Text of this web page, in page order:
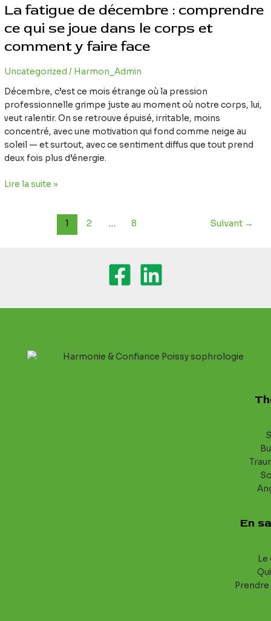
La fatigue de décembre : comprendre
ce qui se joue dans le corps et
comment y faire face
Uncategorized / Harmon_Admin
Décembre, c’est ce mois étrange où la pression
professionnelle grimpe juste au moment où notre corps, lui,
veut ralentir. On se retrouve épuisé, irritable, moins
concentré, avec une motivation qui fond comme neige au
soleil — et surtout, avec ce sentiment diffus que tout prend
deux fois plus d’énergie.
comment
y
face
Lire la suite »
1 2 … 8 Suivant →
En
Le